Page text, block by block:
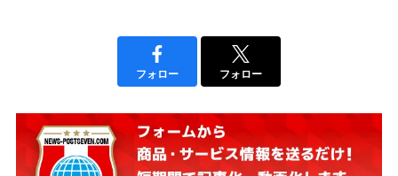
フォロー フォロー